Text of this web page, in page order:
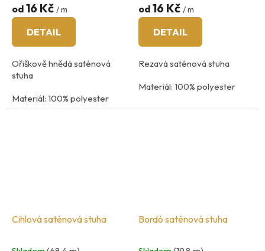
od 16 Kč / m
DETAIL
Ořiškově hnědá saténová
stuha
Materiál: 100% polyester
od 16 Kč / m
DETAIL
Rezavá saténová stuha
Materiál: 100% polyester
praní na 40°C
Cihlová saténová stuha Bordó saténová stuha